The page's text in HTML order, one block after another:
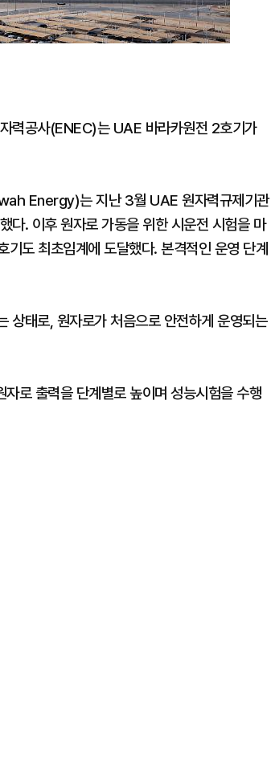
력공사(ENEC)는 UAE 바라카원전 2호기가
Energy)는 지난 3월 UAE 원자력규제기관
다. 이후 원자로 가동을 위한 시운전 시험을 마
도 최초임계에 도달했다. 본격적인 운영 단계
상태로, 원자로가 처음으로 안전하게 운영되는
로 출력을 단계별로 높이며 성능시험을 수행